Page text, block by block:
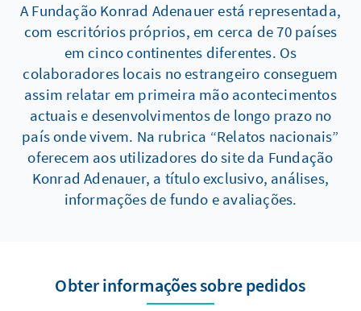
A Fundação Konrad Adenauer está representada,
com escritórios próprios, em cerca de 70 países
em cinco continentes diferentes. Os
colaboradores locais no estrangeiro conseguem
assim relatar em primeira mão acontecimentos
actuais e desenvolvimentos de longo prazo no
país onde vivem. Na rubrica “Relatos nacionais”
oferecem aos utilizadores do site da Fundação
Konrad Adenauer, a título exclusivo, análises,
informações de fundo e avaliações.
Obter informações sobre pedidos